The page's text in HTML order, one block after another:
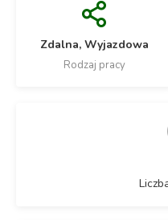
Zdalna, Wyjazdowa
Rodzaj pracy